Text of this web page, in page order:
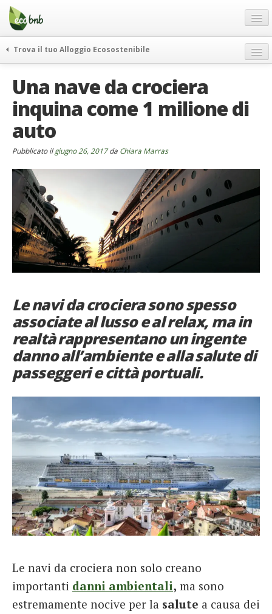
Menu
Salta
contenuto
Offerte Speciali
Regali
FAQ
Chi Siamo
Partner
Contatti
Italiano
German
English
Spanish
Italiano
Trova il tuo Alloggio Ecosostenibile
itinerari
curiosità
vivere e viaggiare verde
rassegna stampa
Una nave da crociera
inquina come 1 milione di
auto
Pubblicato ilgiugno 26, 2017da Chiara Marras
Le navi da crociera sono spesso
associate al lusso e al relax, ma in
realtà rappresentano un ingente
danno all’ambiente e alla salute di
passeggeri e città portuali.
Le navi da crociera non solo creano
importanti danni ambientali, ma sono
estremamente nocive per la salute a causa dei